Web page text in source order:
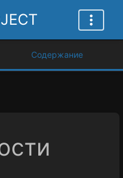
Содержание